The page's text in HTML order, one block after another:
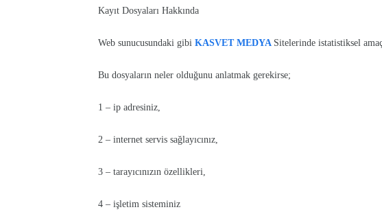
Kayıt Dosyaları Hakkında
Web sunucusundaki gibi KASVET MEDYA Sitelerinde istatistiksel
Bu dosyaların neler olduğunu anlatmak gerekirse;
1 – ip adresiniz,
2 – internet servis sağlayıcınız,
3 – tarayıcınızın özellikleri,
4 – işletim sisteminiz